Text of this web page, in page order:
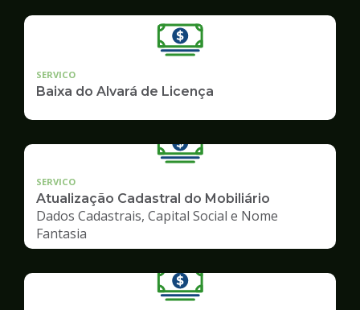
SERVICO
Baixa do Alvará de Licença
SERVICO
Atualização Cadastral do Mobiliário
Dados Cadastrais, Capital Social e Nome
Fantasia